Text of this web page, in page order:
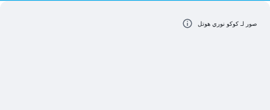
صور لـ كوكو نوري هوتل